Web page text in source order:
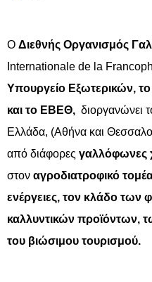
Ο Διεθνής Οργανισμός
Internationale de la
Υπουργείο Εξωτερικών,
και το ΕΒΕΘ, διοργανώνει
Ελλάδα, (Αθήνα και
από διάφορες γαλλόφωνες
στον αγροδιατροφικό
ενέργειες, τον κλάδο των
καλλυντικών προϊόντων,
του βιώσιμου τουρισμού.